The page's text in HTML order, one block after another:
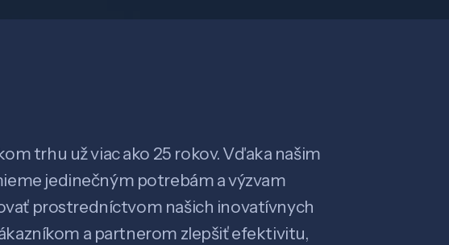
trhu už viac ako 25 rokov. Vďaka našim
jedinečným potrebám a výzvam
prostredníctvom našich inovatívnych
a partnerom zlepšiť efektivitu,